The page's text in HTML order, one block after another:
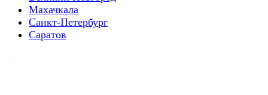
Махачкала
Санкт-Петербург
Саратов